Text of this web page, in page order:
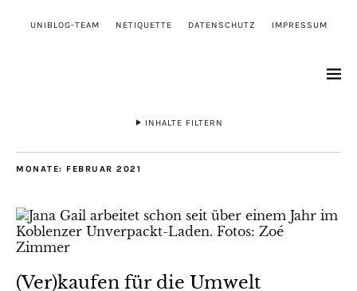
UNIBLOG-TEAM NETIQUETTE DATENSCHUTZ IMPRESSUM
INHALTE FILTERN
MONATE: FEBRUAR 2021
(Ver)kaufen für die Umwelt